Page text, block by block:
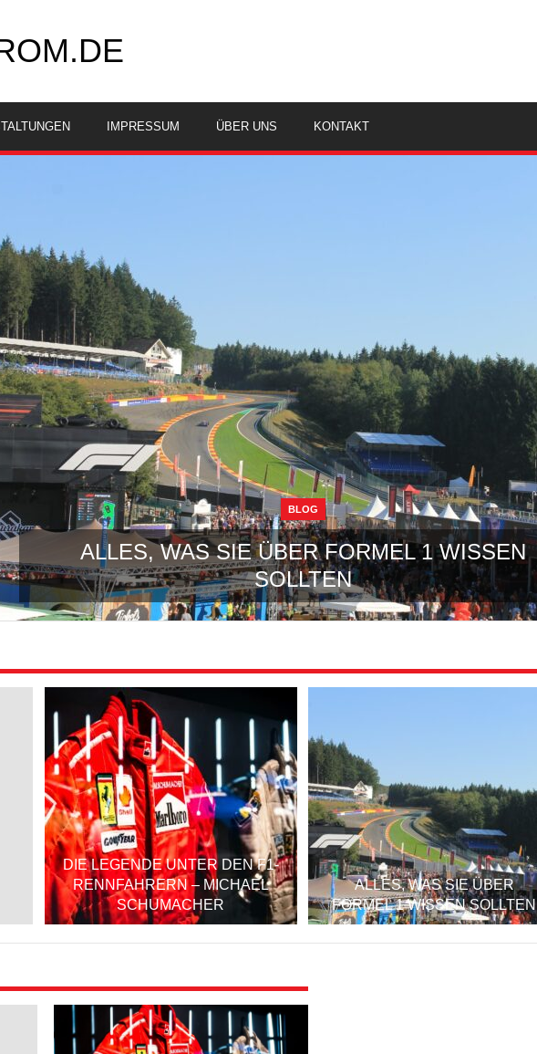
IMPRESSUM ÜBER UNS KONTAKT
BLOG
ALLES, WAS SIE ÜBER FORMEL 1 WISSEN
SOLLTEN
DIE LEGENDE UNTER DEN F1-
RENNFAHRERN – MICHAEL
SCHUMACHER
ALLES, WAS SIE ÜBER
FORMEL 1 WISSEN SOLLTEN